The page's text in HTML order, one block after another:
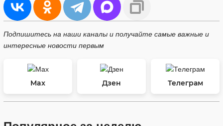
Подпишитесь на наши каналы и получайте самые важные и
интересные новости первым
Max Дзен Телеграм